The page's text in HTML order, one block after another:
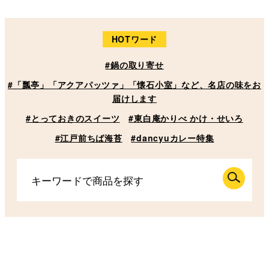
HOTワード
#鍋の取り寄せ
#「瓢亭」「アクアパッツァ」「懐石小室」など、名店の味をお
届けします
#とっておきのスイーツ
#東白庵かりべ かけ・せいろ
#江戸前ちば海苔
#dancyuカレー特集